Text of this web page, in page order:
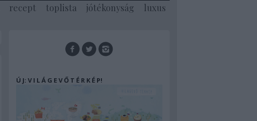
recept toplista jótékonyság luxus
Ú J: V I L Á G E V Ő T É R K É P!